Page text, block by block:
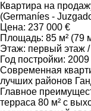
Квартира на
(Germaníes -
Цена: 237 000 €
Площадь: 85 м² (79
Этаж: первый этаж
Год постройки: 2009
Современная
лучших районов
Главное
терраса 80 м² с